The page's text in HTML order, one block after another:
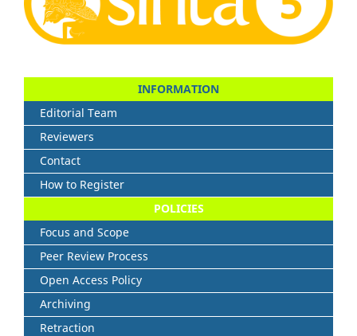
INFORMATION
Editorial Team
Reviewers
Contact
How to Register
POLICIES
Focus and Scope
Peer Review Process
Open Access Policy
Archiving
Retraction